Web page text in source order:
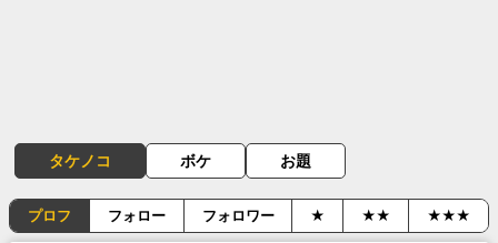
タケノコ ボケ お題
プロフ フォロー フォロワー ★ ★★ ★★★